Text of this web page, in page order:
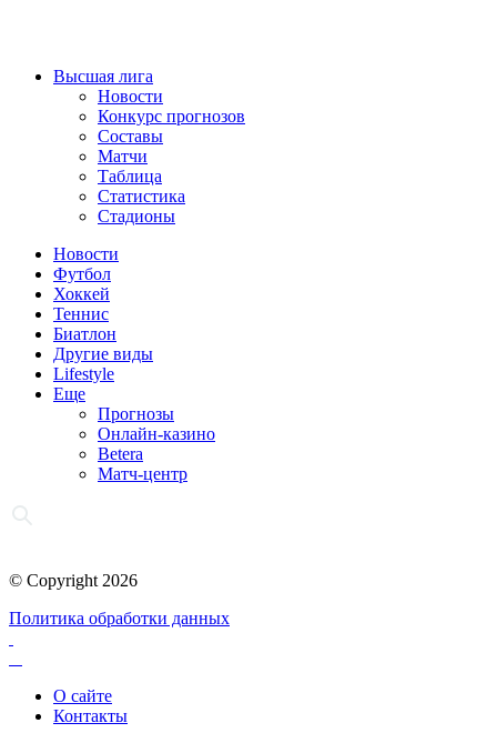
Высшая лига
Новости
Конкурс прогнозов
Составы
Матчи
Таблица
Статистика
Стадионы
Новости
Футбол
Хоккей
Теннис
Биатлон
Другие виды
Lifestyle
Еще
Прогнозы
Онлайн-казино
Betera
Матч-центр
© Copyright 2026
Политика обработки данных
О сайте
Контакты